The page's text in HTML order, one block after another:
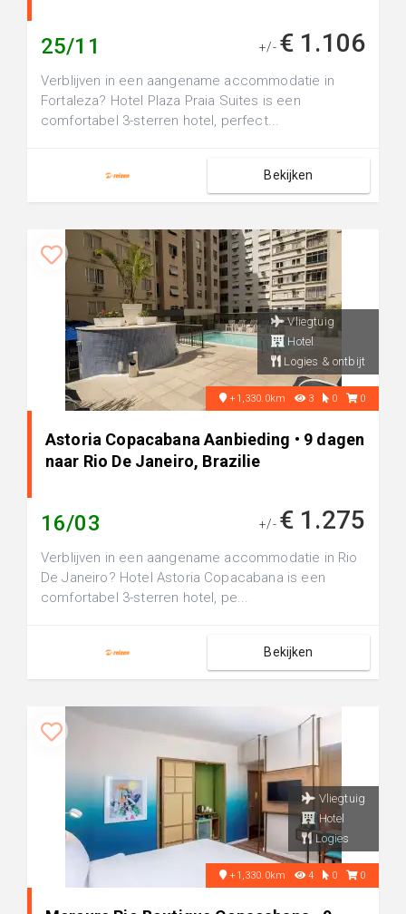
25/11 +/- € 1.106
Verblijven in een aangename accommodatie in
Fortaleza? Hotel Plaza Praia Suites is een
comfortabel 3-sterren hotel, perfect...
Bekijken
Vliegtuig
Hotel
Logies & ontbijt
+1,330.0km 3 0 0
Astoria Copacabana Aanbieding • 9 dagen
naar Rio De Janeiro, Brazilie
16/03 +/- € 1.275
Verblijven in een aangename accommodatie in Rio
De Janeiro? Hotel Astoria Copacabana is een
comfortabel 3-sterren hotel, pe...
Bekijken
Vliegtuig
Hotel
Logies
+1,330.0km 4 0 0